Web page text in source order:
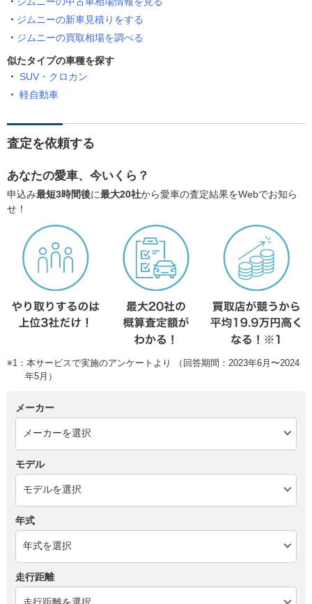
ジムニーの新車見積りをする
ジムニーの買取相場を調べる
似たタイプの車種を探す
SUV・クロカン
軽自動車
査定を依頼する
あなたの愛車、今いくら？
申込み最短3時間後に最大20社から愛車の査定結果をWebでお知ら
せ！
※1：本サービスで実施のアンケートより （回答期間：2023年6月〜2024
年5月）
メーカー
モデル
年式
走行距離